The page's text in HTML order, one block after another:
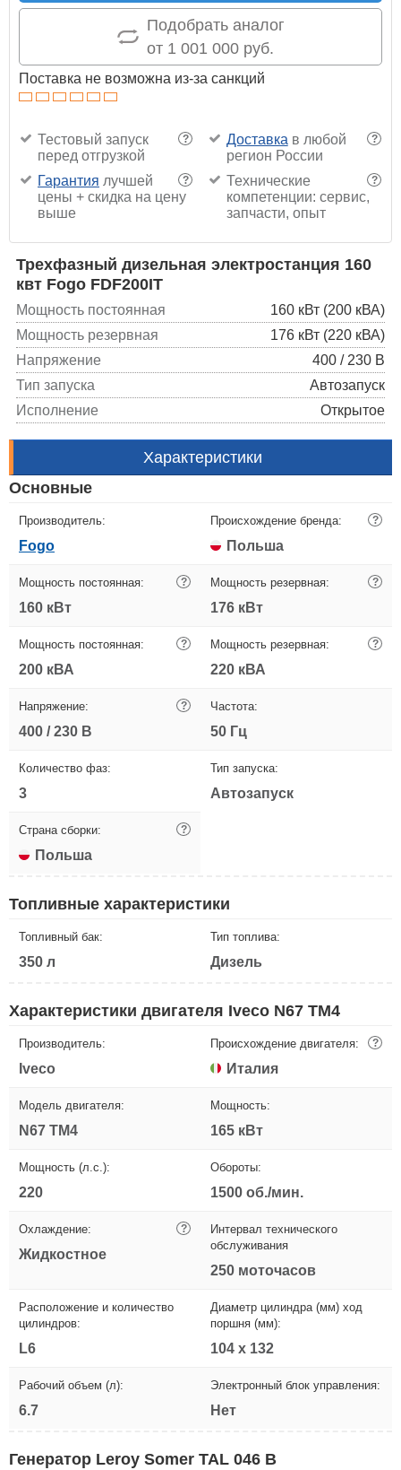
Подобрать аналог
от 1 001 000 руб.
Поставка не возможна из-за санкций
?
Тестовый запуск
перед отгрузкой
?
Доставка в любой
регион России
?
Гарантия лучшей
цены + скидка на цену
выше
?
Технические
компетенции: сервис,
запчасти, опыт
Трехфазный дизельная электростанция 160
квт Fogo FDF200IT
Мощность постоянная
160 кВт (200 кВА)
Мощность резервная
176 кВт (220 кВА)
Напряжение
400 / 230 В
Тип запуска
Автозапуск
Исполнение
Открытое
Характеристики
Основные
Производитель:
Fogo
Происхождение бренда: ?
Польша
Мощность постоянная: ?
160 кВт
Мощность резервная: ?
176 кВт
Мощность постоянная: ?
200 кВА
Мощность резервная: ?
220 кВА
Напряжение: ?
400 / 230 В
Частота:
50 Гц
Количество фаз:
3
Тип запуска:
Автозапуск
Страна сборки: ?
Польша
Топливные характеристики
Топливный бак:
350 л
Тип топлива:
Дизель
Характеристики двигателя Iveco N67 TM4
Производитель:
Iveco
Происхождение двигателя: ?
Италия
Модель двигателя:
N67 TM4
Мощность:
165 кВт
Мощность (л.с.):
220
Обороты:
1500 об./мин.
Охлаждение: ?
Жидкостное
Интервал технического
обслуживания
250 моточасов
Расположение и количество
цилиндров:
L6
Диаметр цилиндра (мм) ход
поршня (мм):
104 x 132
Рабочий объем (л):
6.7
Электронный блок управления:
Нет
Генератор Leroy Somer TAL 046 B